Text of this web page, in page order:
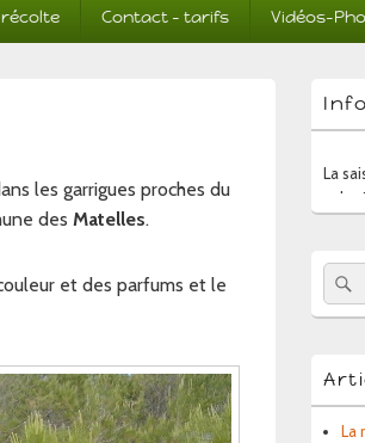
récolte Contact – tarifs Vidéos-
les garrigues proches du
des Matelles.
et des parfums et le
de
pour
barre
La